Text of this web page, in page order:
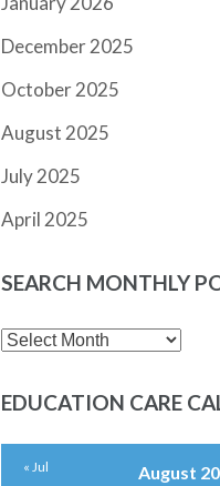
December 2025
October 2025
August 2025
July 2025
April 2025
SEARCH MONTHLY
SEARCH
POSTS
EDUCATION CARE
August
« Jul